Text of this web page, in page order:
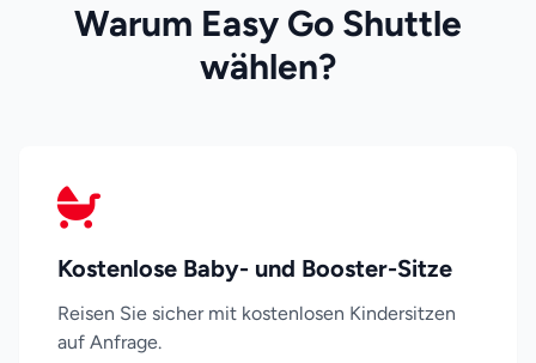
Warum Easy Go Shuttle
wählen?
Kostenlose Baby- und Booster-Sitze
Reisen Sie sicher mit kostenlosen Kindersitzen
auf Anfrage.